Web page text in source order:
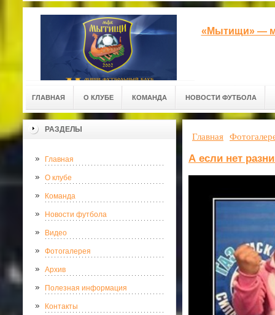
«Мытищи» —
ГЛАВНАЯ О КЛУБЕ КОМАНДА НОВОСТИ ФУТБОЛА
РАЗДЕЛЫ
Главная
О клубе
Команда
Новости футбола
Видео
Фотогалерея
Архив
Полезная информация
Контакты
Главная
А если нет